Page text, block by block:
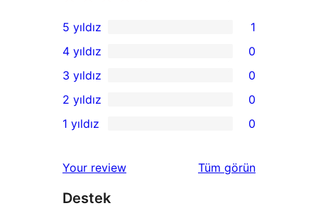
1
5
yıldızlı
inceleme
5 yıldız 1
4
yıldızlı
inceleme
4 yıldız 0
0
3
yıldızlı
3 yıldız 0
2
inceleme
2 yıldız 0
yıldızlı
inceleme
1 yıldız 0
Your review Tüm değerlendirmeleri
görün
Destek